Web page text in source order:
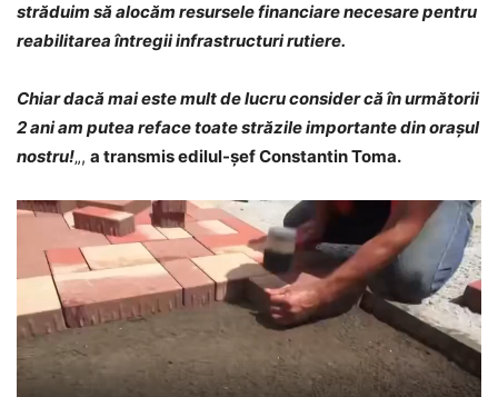
străduim să alocăm resursele financiare necesare pentru
reabilitarea întregii infrastructuri rutiere.
Chiar dacă mai este mult de lucru consider că în următorii
2 ani am putea reface toate străzile importante din orașul
nostru!„, a transmis edilul-șef Constantin Toma.